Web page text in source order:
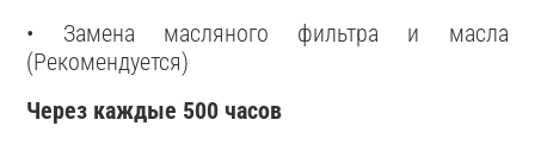
• Замена масляного фильтра и масла
(Рекомендуется)
Через каждые 500 часов